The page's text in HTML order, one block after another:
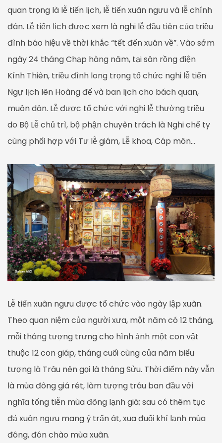
quan trọng là lễ tiến lịch, lễ tiến xuân ngưu và lễ chính
đán. Lễ tiến lịch được xem là nghi lễ đầu tiên của triều
đình báo hiệu về thời khắc “tết đến xuân về”. Vào sớm
ngày 24 tháng Chạp hàng năm, tại sân rồng điện
Kính Thiên, triều đình long trọng tổ chức nghi lễ tiến
Ngự lịch lên Hoàng đế và ban lịch cho bách quan,
muôn dân. Lễ được tổ chức với nghi lễ thường triều
do Bộ Lễ chủ trì, bộ phận chuyên trách là Nghi chế ty
cùng phối hợp với Tư lễ giám, Lễ khoa, Cáp môn…
Lễ tiến xuân ngưu được tổ chức vào ngày lập xuân.
Theo quan niệm của người xưa, một năm có 12 tháng,
mỗi tháng tượng trưng cho hình ảnh một con vật
thuộc 12 con giáp, tháng cuối cùng của năm biểu
tượng là Trâu nên gọi là tháng Sửu. Thời điểm này vẫn
là mùa đông giá rét, làm tượng trâu ban đầu với
nghĩa tống tiễn mùa đông lạnh giá; sau có thêm tục
đả xuân ngưu mang ý trấn át, xua đuổi khí lạnh mùa
đông, đón chào mùa xuân.